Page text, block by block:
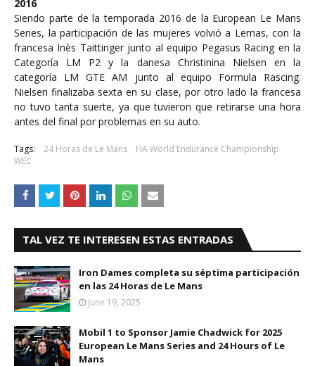
2016
Siendo parte de la temporada 2016 de la European Le Mans
Series, la participación de las mujeres volvió a Lemas, con la
francesa Inès Taittinger junto al equipo Pegasus Racing en la
Categoría LM P2 y la danesa Christinina Nielsen en la
categoría LM GTE AM junto al equipo Formula Rascing.
Nielsen finalizaba sexta en su clase, por otro lado la francesa
no tuvo tanta suerte, ya que tuvieron que retirarse una hora
antes del final por problemas en su auto.
Tags: 24 Horas de Le Mans
FIA World Endurance Championship
WEC
TAL VEZ TE INTERESEN ESTAS ENTRADAS
Iron Dames completa su séptima participación
en las 24 Horas de Le Mans
June 19, 2025
Mobil 1 to Sponsor Jamie Chadwick for 2025
European Le Mans Series and 24 Hours of Le
Mans